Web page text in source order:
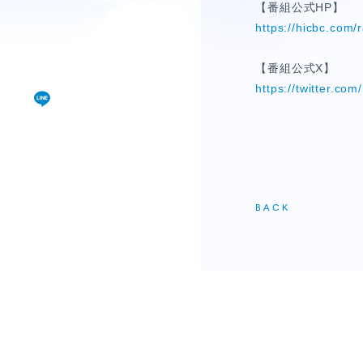
RADIO
思い出
【番組公式HP】
https://hicbc.com/
【番組公式X】
https://twitter.com/
BACK